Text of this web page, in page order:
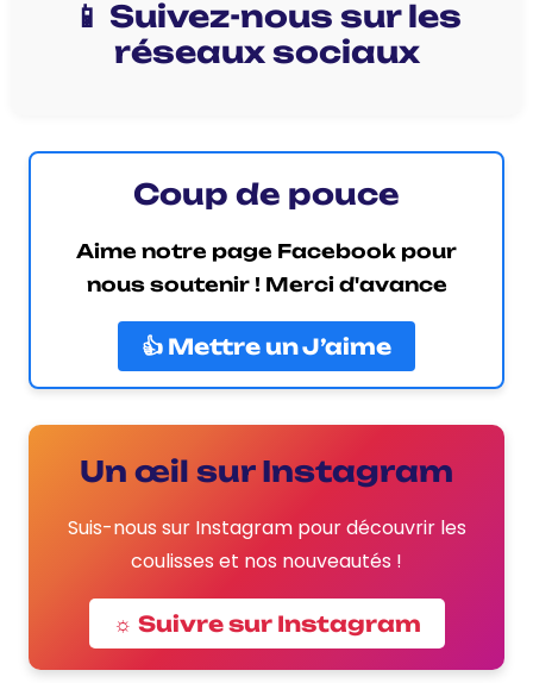
📱 Suivez-nous sur les
réseaux sociaux
Coup de pouce
Aime notre page Facebook pour
nous soutenir ! Merci d'avance
👍 Mettre un J’aime
Un œil sur Instagram
Suis-nous sur Instagram pour découvrir les
coulisses et nos nouveautés !
☼ Suivre sur Instagram